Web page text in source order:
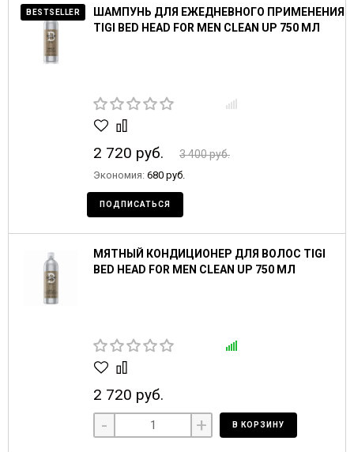
BESTSELLER
ШАМПУНЬ ДЛЯ ЕЖЕДНЕВНОГО ПРИМЕНЕНИЯ
TIGI BED HEAD FOR MEN CLEAN UP 750 МЛ
2 720 руб. 3 400 руб.
Экономия: 680 руб.
ПОДПИСАТЬСЯ
МЯТНЫЙ КОНДИЦИОНЕР ДЛЯ ВОЛОС TIGI
BED HEAD FOR MEN CLEAN UP 750 МЛ
2 720 руб.
- + В КОРЗИНУ